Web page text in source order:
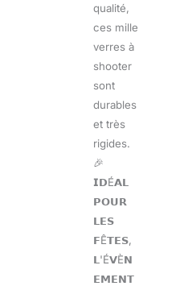
qualité,
ces mille
verres à
shooter
sont
durables
et très
rigides.
🎉
𝗜𝗗É𝗔𝗟
𝗣𝗢𝗨𝗥
𝗟𝗘𝗦
𝗙Ê𝗧𝗘𝗦,
𝗟'É𝗩È𝗡
𝗘𝗠𝗘𝗡𝗧